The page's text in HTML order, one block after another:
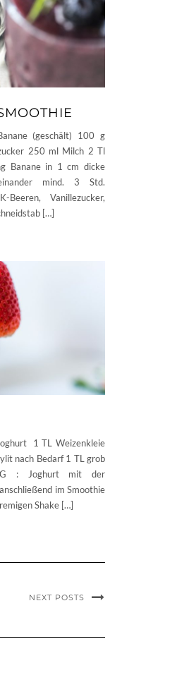
(geschält) 100 g
250 ml Milch 2 Tl
Banane in 1 cm dicke
mind. 3 Std.
Beeren, Vanillezucker,
[…]
1 TL Weizenkleie
nach Bedarf 1 TL grob
: Joghurt mit der
im Smoothie
Shake […]
NEXT POSTS